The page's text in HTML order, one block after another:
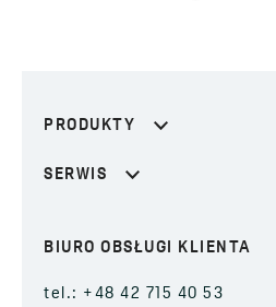
PRODUKTY
SERWIS
BIURO OBSŁUGI KLIENTA
tel.: +48 42 715 40 53